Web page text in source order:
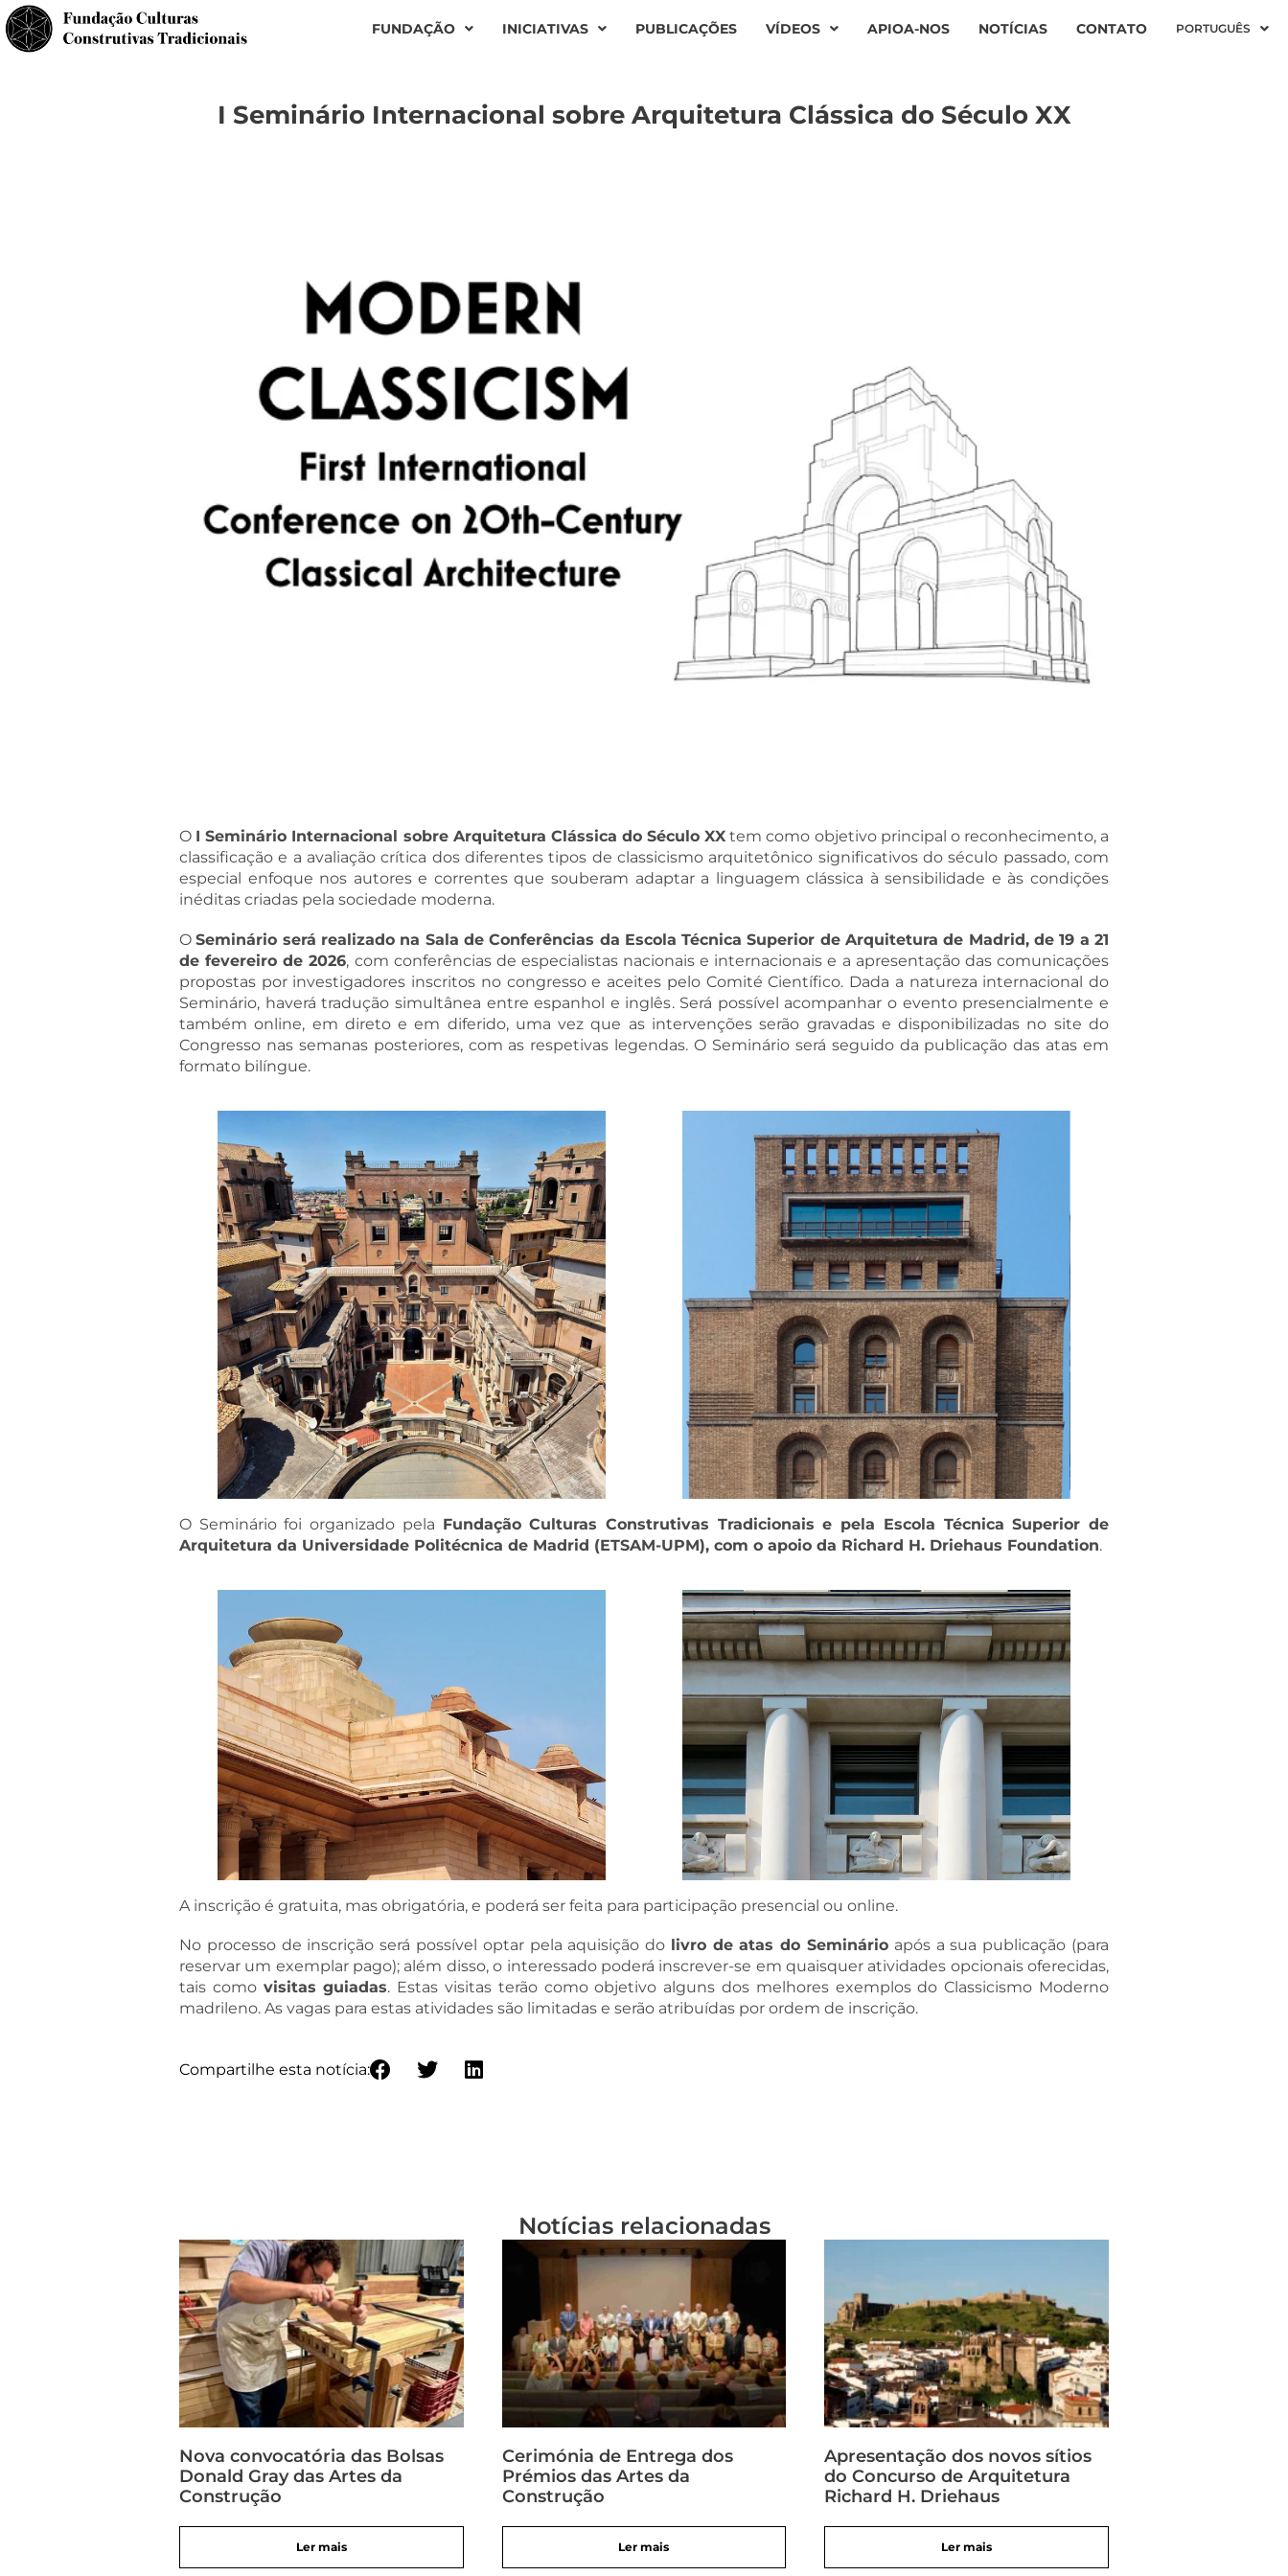
FUNDAÇÃO INICIATIVAS PUBLICAÇÕES VÍDEOS APIOA-NOS NOTÍCIAS CONTATO PORTUGUÊS
I Seminário Internacional sobre Arquitetura Clássica do Século XX
O I Seminário Internacional sobre Arquitetura Clássica do Século XX tem como objetivo principal o reconhecimento, a
classificação e a avaliação crítica dos diferentes tipos de classicismo arquitetônico significativos do século passado, com
especial enfoque nos autores e correntes que souberam adaptar a linguagem clássica à sensibilidade e às condições
inéditas criadas pela sociedade moderna.
OSeminário será realizado na Sala de Conferências da Escola Técnica Superior de Arquitetura de Madrid, de 19 a 21
de fevereiro de 2026, com conferências de especialistas nacionais e internacionais e a apresentação das comunicações
propostas por investigadores inscritos no congresso e aceites pelo Comité Científico. Dada a natureza internacional do
Seminário, haverá tradução simultânea entre espanhol e inglês. Será possível acompanhar o evento presencialmente e
também online, em direto e em diferido, uma vez que as intervenções serão gravadas e disponibilizadas no site do
Congresso nas semanas posteriores, com as respetivas legendas. O Seminário será seguido da publicação das atas em
formato bilíngue.
O Seminário foi organizado pela Fundação Culturas Construtivas Tradicionais e pela Escola Técnica Superior de
Arquitetura da Universidade Politécnica de Madrid (ETSAM-UPM), com o apoio da Richard H. Driehaus Foundation.
A inscrição é gratuita, mas obrigatória, e poderá ser feita para participação presencial ou online.
No processo de inscrição será possível optar pela aquisição do livro de atas do Seminário após a sua publicação (para
reservar um exemplar pago); além disso, o interessado poderá inscrever-se em quaisquer atividades opcionais oferecidas,
tais como visitas guiadas. Estas visitas terão como objetivo alguns dos melhores exemplos do Classicismo Moderno
madrileno. As vagas para estas atividades são limitadas e serão atribuídas por ordem de inscrição.
Compartilhe esta notícia:
Notícias relacionadas
Nova convocatória das Bolsas
Donald Gray das Artes da
Construção
Ler mais
Cerimónia de Entrega dos
Prémios das Artes da
Construção
Ler mais
Apresentação dos novos sítios
do Concurso de Arquitetura
Richard H. Driehaus
Ler mais